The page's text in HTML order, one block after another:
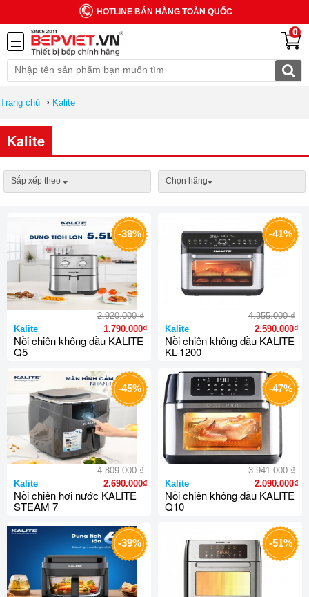
HOTLINE BÁN HÀNG TOÀN QUỐC
0
Trang chủ › Kalite
Kalite
Sắp xếp theo Chọn hãng
-39%
2.920.000₫
1.790.000₫
Kalite
Nồi chiên không dầu KALITE
Q5
-41%
4.355.000₫
2.590.000₫
Kalite
Nồi chiên không dầu KALITE
KL-1200
-45%
4.809.000₫
2.690.000₫
Kalite
Nồi chiên hơi nước KALITE
STEAM 7
-47%
3.941.000₫
2.090.000₫
Kalite
Nồi chiên không dầu KALITE
Q10
-39% -51%